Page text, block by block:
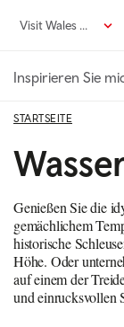
zumVisit Wales DE
Inspirieren Sie
STARTSEITE
Genießen Sie die
gemächlichem
historische
Höhe. Oder
auf einem der
und einrucksvollen